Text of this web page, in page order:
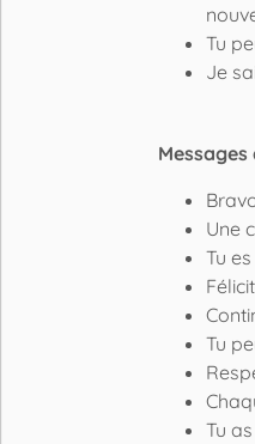
Tu
Je
Une
Tu
Tu
Tu